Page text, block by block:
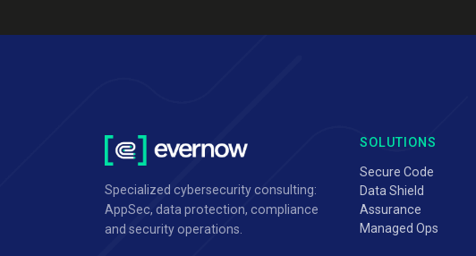
Specialized cybersecurity consulting:
AppSec, data protection, compliance
and security operations.
SOLUTIONS
Secure Code
Data Shield
Assurance
Managed Ops